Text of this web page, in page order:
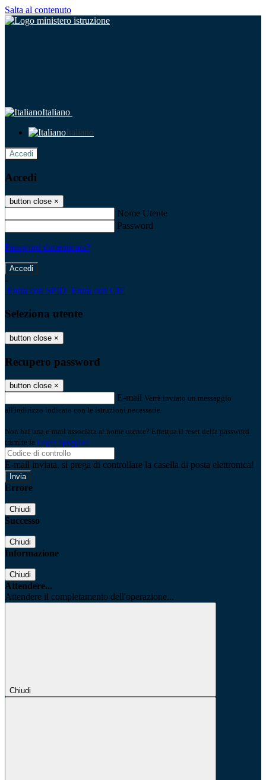
Salta al contenuto
Italiano
Italiano
Accedi
Accedi
button close ×
Nome Utente
Password
Password dimenticata?
-
Entra con SPID Entra con CIE
Seleziona utente
button close ×
Recupero password
button close ×
E-mail Verrà inviato un messaggio
all'indirizzo indicato con le istruzioni necessarie.
Non hai una e-mail associata al nome utente? Effettua il reset della password
tramite la Login Spaggiari
E-mail inviata, si prega di controllare la casella di posta elettronica!
Errore
Chiudi
Successo
Chiudi
Informazione
Chiudi
Attendere...
Attendere il completamento dell'operazione...
Chiudi